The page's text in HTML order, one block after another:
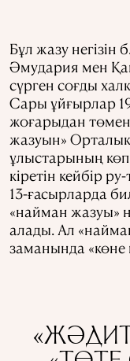
Бұл жазу негізін
Әмудария мен
сүрген соғды
Сары ұйғырлар
жоғарыдан
жазуын»
ұлыстарының
кіретін кейбір
13-ғасырларда
«найман жазуы»
алады. Ал
заманында